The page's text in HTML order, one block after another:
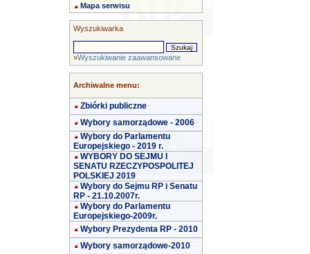
Mapa serwisu
Wyszukiwarka
»Wyszukiwanie zaawansowane
Archiwalne menu:
Zbiórki publiczne
Wybory samorządowe - 2006
Wybory do Parlamentu
Europejskiego - 2019 r.
WYBORY DO SEJMU I
SENATU RZECZYPOSPOLITEJ
POLSKIEJ 2019
Wybory do Sejmu RP i Senatu
RP - 21.10.2007r.
Wybory do Parlamentu
Europejskiego-2009r.
Wybory Prezydenta RP - 2010
Wybory samorządowe-2010